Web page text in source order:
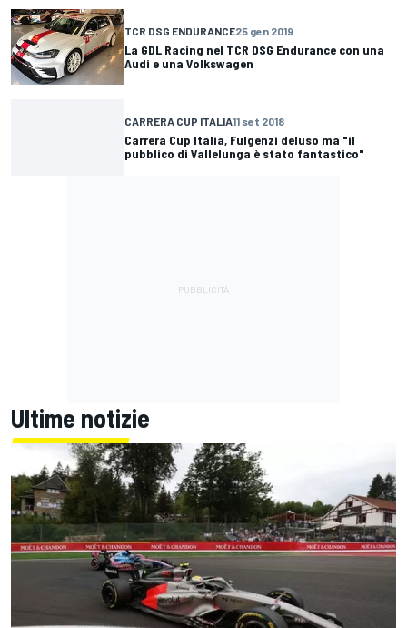
TCR DSG ENDURANCE25 gen 2019
La GDL Racing nel TCR DSG Endurance con una
Audi e una Volkswagen
CARRERA CUP ITALIA11 set 2018
Carrera Cup Italia, Fulgenzi deluso ma "il
pubblico di Vallelunga è stato fantastico"
Ultime notizie